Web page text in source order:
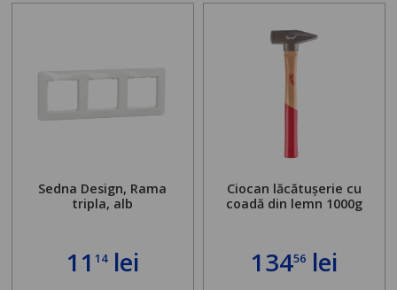
Sedna Design, Rama
tripla, alb
11 14lei
Ciocan lăcătușerie cu
coadă din lemn 1000g
13456 lei